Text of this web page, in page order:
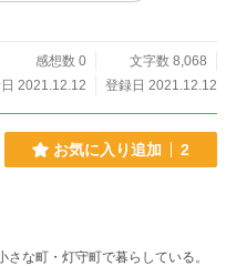
感想数 0
文字数 8,068
2021.12.12
登録日 2021.12.12
お気に入り追加 2
な町・灯守町で暮らしている。